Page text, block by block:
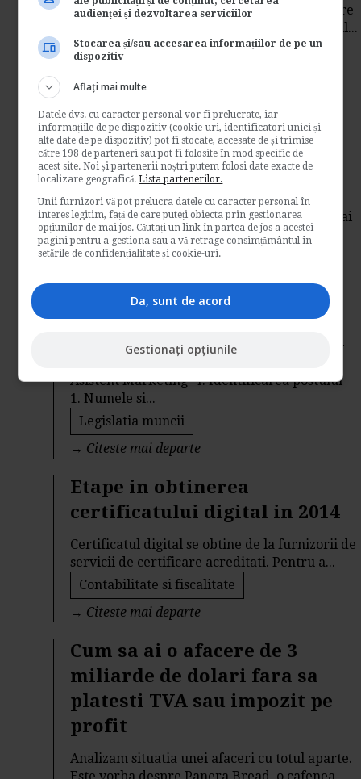
In cazul creditelor in valuta, se discuta despre
posibilitatea ca acestea sa fie platite la cursul...
Contabilitate si fiscalitate
125 de teste si raspunsuri
pentru examenul CECCAR
2014
Daca nu v-ati pregatit temeinic pentru
examenele de anul acesta, va anuntam ca mai
aveti timp...
Contabilitate si fiscalitate
→Citeste mai departe
Fisa de post Asistent
Marketing. Model orientativ
Asistent Marketing I. Identificarea postului
1. Numele si...
Legislatia muncii
→ Citeste mai departe
Etape in obtinerea
certificatului digital in 2014
Certificatul digital se obtine de la furnizorii de
servicii de certificare acreditati. Pentru a...
Contabilitate si fiscalitate
→ Citeste mai departe
Cum sa ai o afacere de 3
miliarde de dolari fara sa
platesti TVA sau impozit pe
profit
Analizam situatia unei afaceri cu totul aparte.
audienței și dezvoltarea serviciilor
Stocarea și/sau accesarea informațiilor de pe un
dispozitiv
Aflați mai multe
Datele dvs. cu caracter personal vor fi prelucrate, iar
informațiile de pe dispozitiv (cookie-uri, identificatori unici și
alte date de pe dispozitiv) pot fi stocate, accesate de și trimise
către 198 de parteneri sau pot fi folosite în mod specific de
acest site. Noi și partenerii noștri putem folosi date exacte de
localizare geografică.Lista partenerilor.
Unii furnizori vă pot prelucra datele cu caracter personal în
interes legitim, față de care puteți obiecta prin gestionarea
opțiunilor de mai jos. Căutați un link în partea de jos a acestei
pagini pentru a gestiona sau a vă retrage consimțământul în
setările de confidențialitate și cookie-uri.
Da, sunt de acord
Gestionați opțiunile